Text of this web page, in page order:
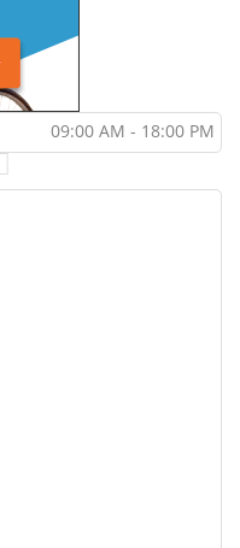
09:00 AM - 18:00 PM